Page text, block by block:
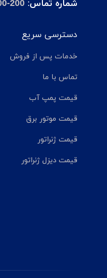
شماره تماس: 200
دسترسی سریع
خدمات پس از فروش
تماس با ما
قیمت پمپ آب
قیمت موتور برق
قیمت ژنراتور
قیمت دیزل ژنراتور